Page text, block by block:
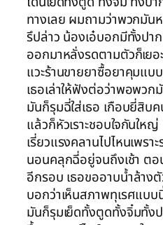
ทางเลย ผมถามว่าพวกมัน
รึปล่าว น้องเอ๋บอกมีทั้งปา
ออกมาหลั่งรดตามตัวก็เยอ
แวะร้านขายยาซื้อยาคุมแบ
เธอเล่าให้ฟังต่อว่าพอพว
มันก็รุมฉี่ใส่เธอ เกือบยี่สิบ
แล้วก็หัวเราะชอบใจกันให
เรี่ยวแรงคลานไปไหนเพร
นอนคลุกฉี่อยู่จนถึงเช้า ตอ
อีกรอบ เธอขออาบน้ำล้า
บอกว่าเห็นสภาพทุเรศแบ
มันก็รุมเย็ดทั้งตูดทั้งจิ๋มทั้ง